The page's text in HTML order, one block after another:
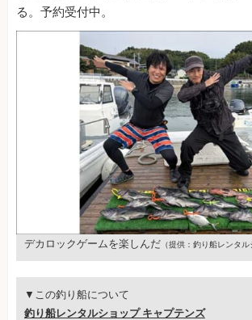
る。予約受付中。
デカロックゲームを楽しんだ（提供：釣り船レンタル
▼この釣り船について
釣り船レンタルショップ キャプテンズ